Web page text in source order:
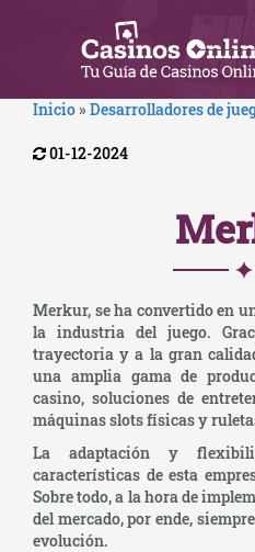
Inicio» Desarrolladores de
01-12-2024
Merkur, se ha convertido en
la industria del juego.
trayectoria y a la gran
una amplia gama de
casino, soluciones de
máquinas slots físicas y
La adaptación y
características de esta
Sobre todo, a la hora de
del mercado, por ende,
evolución.